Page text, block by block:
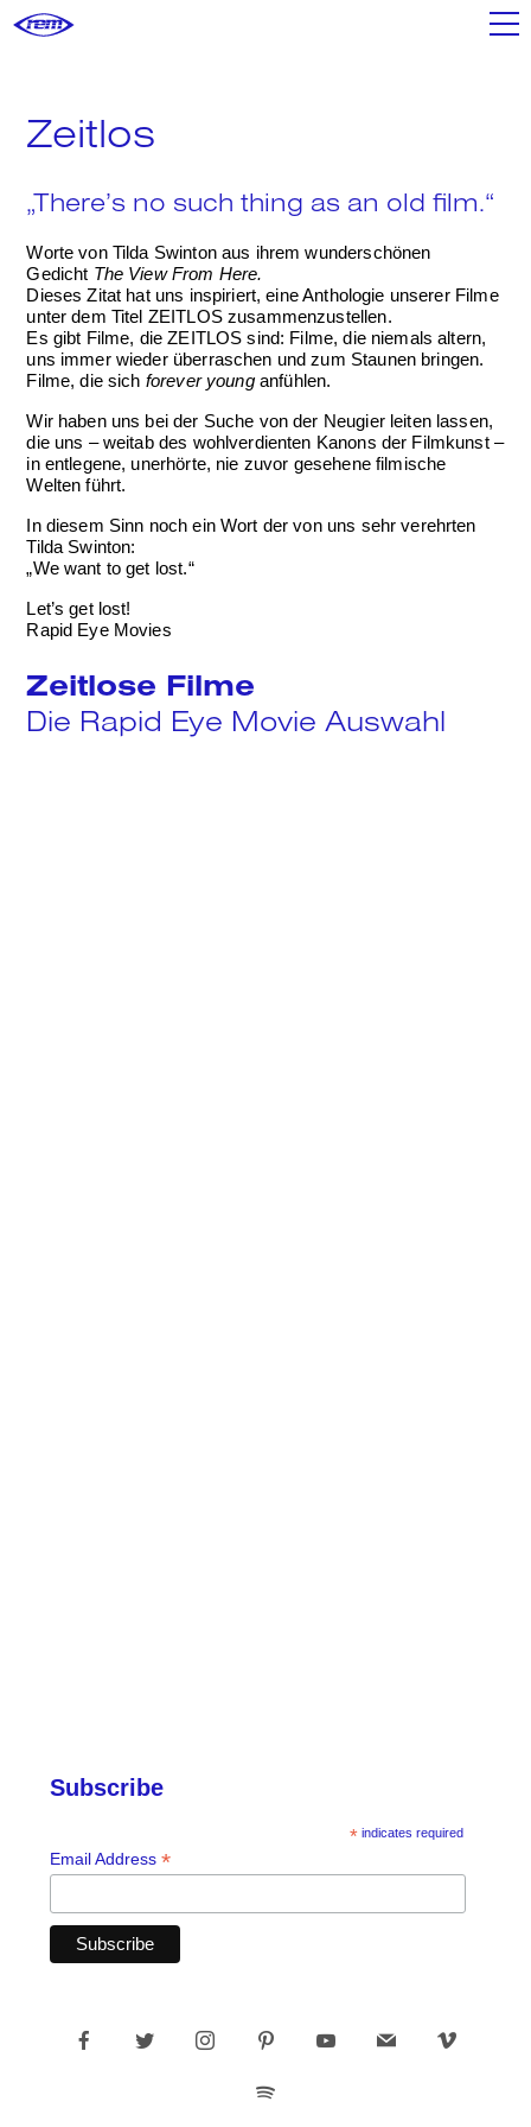
Poster+
Mixtapes
We
Search
Zeitlos
„There’s no such thing as an old film.“
Worte von Tilda Swinton aus ihrem wunderschönen
Gedicht The View From Here.
Dieses Zitat hat uns inspiriert, eine Anthologie unserer Filme
unter dem Titel ZEITLOS zusammenzustellen.
Es gibt Filme, die ZEITLOS sind: Filme, die niemals altern,
uns immer wieder überraschen und zum Staunen bringen.
Filme, die sich forever younganfühlen.
Wir haben uns bei der Suche von der Neugier leiten lassen,
die uns – weitab des wohlverdienten Kanons der Filmkunst –
in entlegene, unerhörte, nie zuvor gesehene filmische
Welten führt.
In diesem Sinn noch ein Wort der von uns sehr verehrten
Tilda Swinton:
„We want to get lost.“
Let’s get lost!
Rapid Eye Movies
Zeitlose Filme
Die Rapid Eye Movie Auswahl
Subscribe
* indicates required
Email Address*